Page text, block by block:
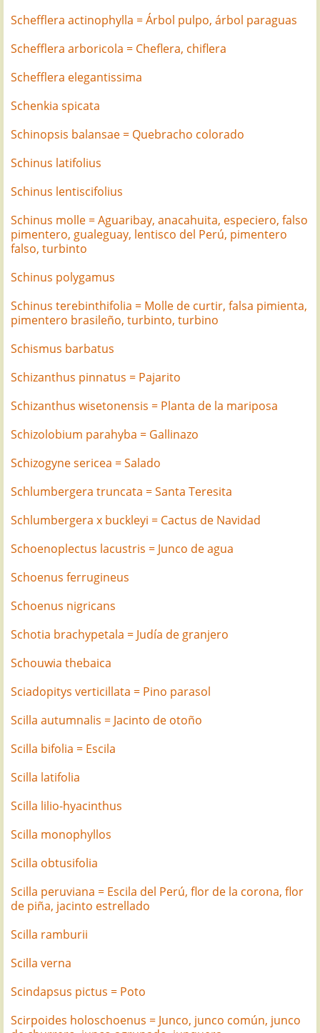
Schefflera actinophylla = Árbol pulpo, árbol paraguas
Schefflera arboricola = Cheflera, chiflera
Schefflera elegantissima
Schenkia spicata
Schinopsis balansae = Quebracho colorado
Schinus latifolius
Schinus lentiscifolius
Schinus molle = Aguaribay, anacahuita, especiero, falso
pimentero, gualeguay, lentisco del Perú, pimentero
falso, turbinto
Schinus polygamus
Schinus terebinthifolia = Molle de curtir, falsa pimienta,
pimentero brasileño, turbinto, turbino
Schismus barbatus
Schizanthus pinnatus = Pajarito
Schizanthus wisetonensis = Planta de la mariposa
Schizolobium parahyba = Gallinazo
Schizogyne sericea = Salado
Schlumbergera truncata = Santa Teresita
Schlumbergera x buckleyi = Cactus de Navidad
Schoenoplectus lacustris = Junco de agua
Schoenus ferrugineus
Schoenus nigricans
Schotia brachypetala = Judía de granjero
Schouwia thebaica
Sciadopitys verticillata = Pino parasol
Scilla autumnalis = Jacinto de otoño
Scilla bifolia = Escila
Scilla latifolia
Scilla lilio-hyacinthus
Scilla monophyllos
Scilla obtusifolia
Scilla peruviana = Escila del Perú, flor de la corona, flor
de piña, jacinto estrellado
Scilla ramburii
Scilla verna
Scindapsus pictus = Poto
Scirpoides holoschoenus = Junco, junco común, junco